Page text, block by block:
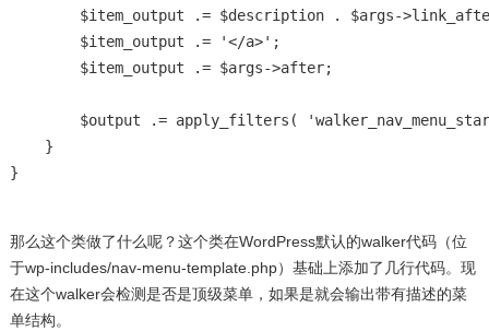
$item_output .= $description . $args-
        $item_output .= '</a>';
        $item_output .= $args->after;
$output .= apply_filters(
    }
}
那么这个类做了什么呢？这个类在WordPress默认的walker代码（位
于wp-includes/nav-menu-template.php）基础上添加了几行代码。现
在这个walker会检测是否是顶级菜单，如果是就会输出带有描述的菜
单结构。